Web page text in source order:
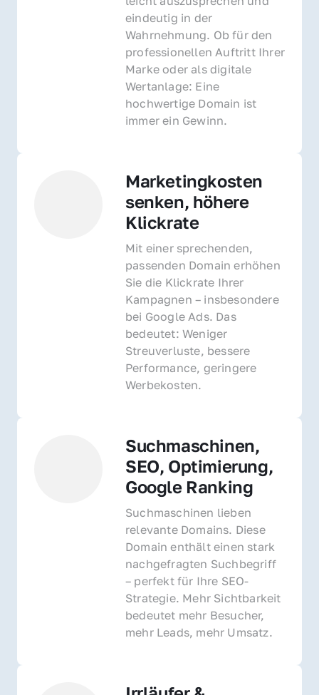
eindeutig in der
Wahrnehmung. Ob für den
professionellen Auftritt Ihrer
Marke oder als digitale
Wertanlage: Eine
hochwertige Domain ist
immer ein Gewinn.
Marketingkosten
senken, höhere
Klickrate
Mit einer sprechenden,
passenden Domain erhöhen
Sie die Klickrate Ihrer
Kampagnen – insbesondere
bei Google Ads. Das
bedeutet: Weniger
Streuverluste, bessere
Performance, geringere
Werbekosten.
Suchmaschinen,
SEO, Optimierung,
Google Ranking
Suchmaschinen lieben
relevante Domains. Diese
Domain enthält einen stark
nachgefragten Suchbegriff
– perfekt für Ihre SEO-
Strategie. Mehr Sichtbarkeit
bedeutet mehr Besucher,
mehr Leads, mehr Umsatz.